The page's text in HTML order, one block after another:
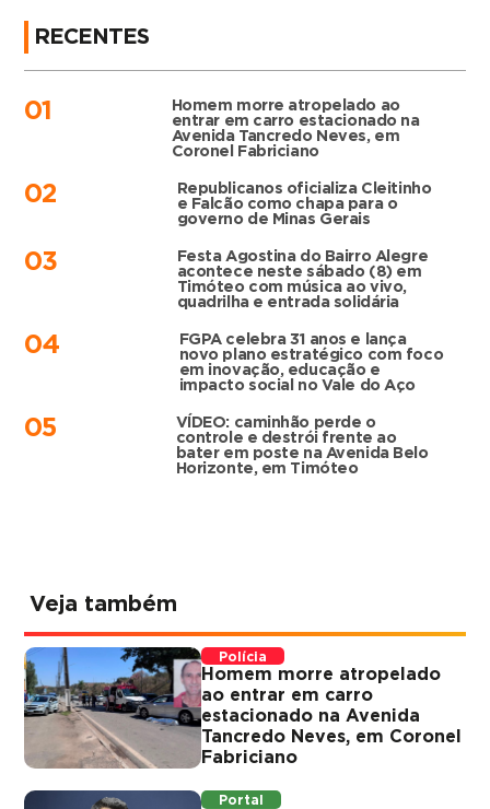
RECENTES
01
Homem morre atropelado ao
entrar em carro estacionado na
Avenida Tancredo Neves, em
Coronel Fabriciano
02
Republicanos oficializa Cleitinho
e Falcão como chapa para o
governo de Minas Gerais
03
Festa Agostina do Bairro Alegre
acontece neste sábado (8) em
Timóteo com música ao vivo,
quadrilha e entrada solidária
04
FGPA celebra 31 anos e lança
novo plano estratégico com foco
em inovação, educação e
impacto social no Vale do Aço
05
VÍDEO: caminhão perde o
controle e destrói frente ao
bater em poste na Avenida Belo
Horizonte, em Timóteo
Veja também
Polícia
Homem morre atropelado
ao entrar em carro
estacionado na Avenida
Tancredo Neves, em Coronel
Fabriciano
Portal